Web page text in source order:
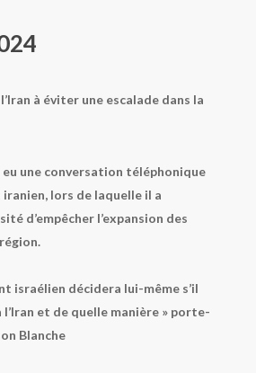
à éviter une escalade dans la
eu une conversation téléphonique
lors de laquelle il a
d’empêcher l’expansion des
israélien décidera lui-même s’il
et de quelle manière » porte-
Blanche